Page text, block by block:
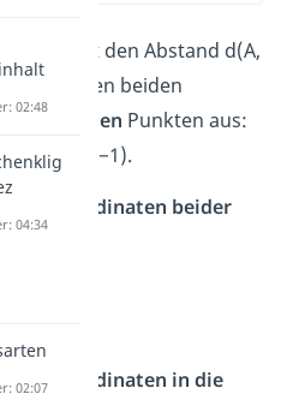
wir jetzt den Abstand d(A,
diesen beiden
Punkten aus:
und B(3|−1).
Koordinaten beider
2 — Koordinaten in die
02:48
04:34
02:07